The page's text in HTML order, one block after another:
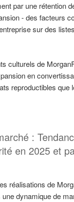
par une rétention
- des facteurs
sur des
culturels de
en
reproductibles que
:
en 2025 et
réalisations de
dynamique de